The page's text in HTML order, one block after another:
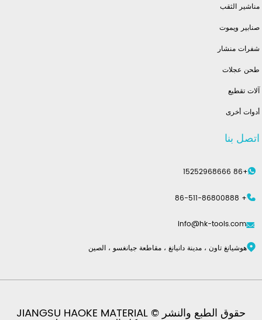
مناشير الثقب
صنابير ويموت
شفرات منشار
طحن عجلات
آلات تقطيع
أدوات أخرى
اتصل بنا
+86 15252968666
+ 86-511-86800888
info@hk-tools.com
هوشيانغ تاون ، مدينة دانيانغ ، مقاطعة جيانغسو ، الصين
حقوق الطبع والنشر © JIANGSU HAOKE MATERIAL